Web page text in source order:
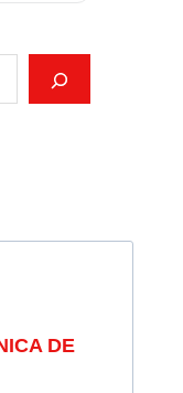
DE